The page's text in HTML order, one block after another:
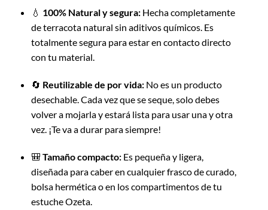
💧 100% Natural y segura:Hecha completamente
de terracota natural sin aditivos químicos. Es
totalmente segura para estar en contacto directo
con tu material.
🔄 Reutilizable de por vida:No es un producto
desechable. Cada vez que se seque, solo debes
volver a mojarla y estará lista para usar una y otra
vez. ¡Te va a durar para siempre!
🎒 Tamaño compacto:Es pequeña y ligera,
diseñada para caber en cualquier frasco de curado,
bolsa hermética o en los compartimentos de tu
estuche Ozeta.